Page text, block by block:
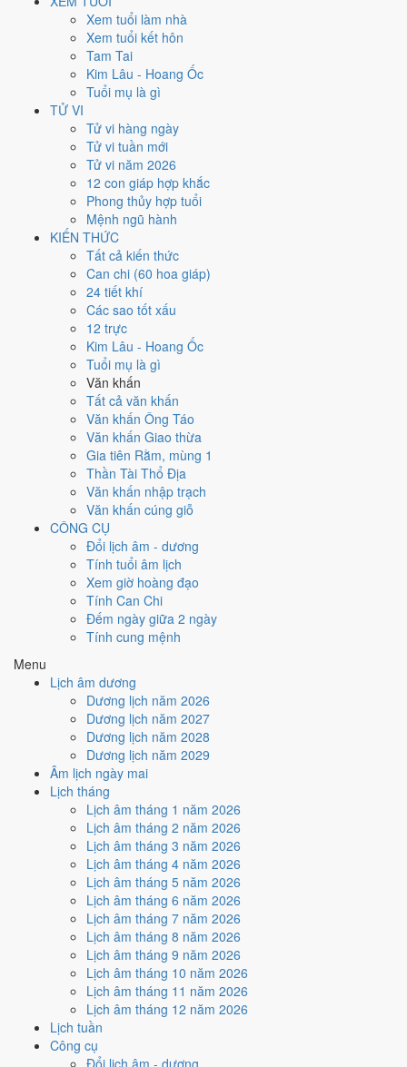
Xem tuổi làm nhà
Xem tuổi kết hôn
Tam Tai
Kim Lâu - Hoang Ốc
Tuổi mụ là gì
TỬ VI
Tử vi hàng ngày
Tử vi tuần mới
Tử vi năm 2026
12 con giáp hợp khắc
Phong thủy hợp tuổi
Mệnh ngũ hành
KIẾN THỨC
Tất cả kiến thức
Can chi (60 hoa giáp)
24 tiết khí
Các sao tốt xấu
12 trực
Kim Lâu - Hoang Ốc
Tuổi mụ là gì
Văn khấn
Tất cả văn khấn
Văn khấn Ông Táo
Văn khấn Giao thừa
Gia tiên Rằm, mùng 1
Thần Tài Thổ Địa
Văn khấn nhập trạch
Văn khấn cúng giỗ
CÔNG CỤ
Đổi lịch âm - dương
Tính tuổi âm lịch
Xem giờ hoàng đạo
Tính Can Chi
Đếm ngày giữa 2 ngày
Tính cung mệnh
Menu
Lịch âm dương
Dương lịch năm 2026
Dương lịch năm 2027
Dương lịch năm 2028
Dương lịch năm 2029
Âm lịch ngày mai
Lịch tháng
Lịch âm tháng 1 năm 2026
Lịch âm tháng 2 năm 2026
Lịch âm tháng 3 năm 2026
Lịch âm tháng 4 năm 2026
Lịch âm tháng 5 năm 2026
Lịch âm tháng 6 năm 2026
Lịch âm tháng 7 năm 2026
Lịch âm tháng 8 năm 2026
Lịch âm tháng 9 năm 2026
Lịch âm tháng 10 năm 2026
Lịch âm tháng 11 năm 2026
Lịch âm tháng 12 năm 2026
Lịch tuần
Công cụ
Đổi lịch âm - dương
Bính Ngọ
Ngày Đinh Tỵ có TrựcNguy(ngày nguy hiểm, đầy biến động) nhưng
Minh Đường hoàng đạo
nên đây là Ngày Bình Hòa, phù hợp với công việc thường
Dậu, Sửu, Thânhợp ngày; tuổi
Ngày 10/10/2026 chỉ đạt5.1/10
đây tốt hơnđể thay thế, xem mục xử lý bên dưới.
Ngày 10/10/2026 tốt hay xấu cho
việc gì?
Ngày 10/10/2026 đạt5.1/10
Cưới hỏi - đính hôn (6/10) , thấp nhất là
Nguy (ngày nguy hiểm, đầy biến động) nhưng gặp Sao Minh Đường
hoàng đạo nên điểm từng việc chênh nhau như bảng dưới.
Cưới hỏi - đính hôn
Tốt
Cưới hỏi - đính hôn hôm nay ở
Hoàng Đạo.
Cách tính ngày tốt
Khai trương - mở cửa hàng
Tốt
Khai trương - mở cửa hàng hôm nay ở
Ngày Hoàng Đạo
Cách tính ngày tốt
4/10 Trung bình
Ký hợp đồng - giao ước hôm nay ở
Ngày Hoàng Đạo, nhưng Trực Nguy kéo giảm điểm.
Cách tính ngày tốt
Động thổ - khởi công
4 /10Trung bình
Động thổ - khởi công hôm nay ở
Ngày Hoàng Đạo, nhưng Trực Nguy kéo giảm điểm.
Cách tính ngày tốt
Nhập trạch - vào nhà mới
Tốt
Nhập trạch - vào nhà mới hôm nay ở
Ngày Hoàng Đạo.
Cách tính ngày tốt
Mua xe - tậu xe
Trung bình
Mua xe - tậu xe hôm nay ởmức trung bình (4/10)
Ngày Hoàng Đạo, nhưng Trực Nguy kéo giảm điểm.
Cách tính ngày tốt
✈️
Xuất hành - đi xa